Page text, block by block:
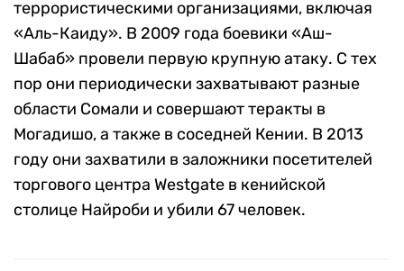
террористическими организациями, включая
«Аль-Каиду». В 2009 года боевики «Аш-
Шабаб» провели первую крупную атаку. С тех
пор они периодически захватывают разные
области Сомали и совершают теракты в
Могадишо, а также в соседней Кении. В 2013
году они захватили в заложники посетителей
торгового центра Westgate в кенийской
столице Найроби и убили 67 человек.